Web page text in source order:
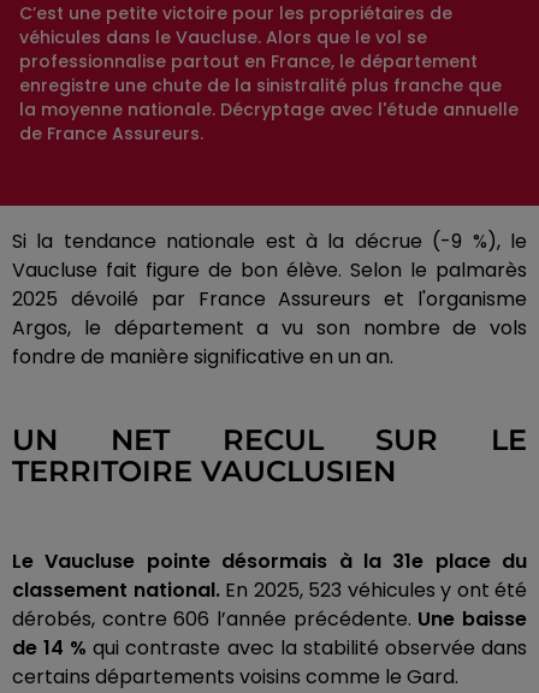
C’est une petite victoire pour les propriétaires de
véhicules dans le Vaucluse. Alors que le vol se
professionnalise partout en France, le département
enregistre une chute de la sinistralité plus franche que
la moyenne nationale. Décryptage avec l'étude annuelle
de France Assureurs.
Si la tendance nationale est à la décrue (-9 %), le
Vaucluse fait figure de bon élève. Selon le palmarès
2025 dévoilé par France Assureurs et l'organisme
Argos, le département a vu son nombre de vols
fondre de manière significative en un an.
UN NET RECUL SUR LE
TERRITOIRE VAUCLUSIEN
Le Vaucluse pointe désormais à la 31e place du
classement national.En 2025, 523 véhicules y ont été
dérobés, contre 606 l’année précédente. Une baisse
de 14 %qui contraste avec la stabilité observée dans
certains départements voisins comme le Gard.